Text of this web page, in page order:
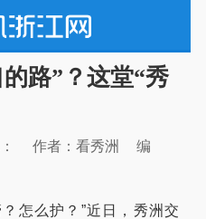
路”？这堂“秀
作者：看秀洲
编
怎么护？”近日，秀洲交